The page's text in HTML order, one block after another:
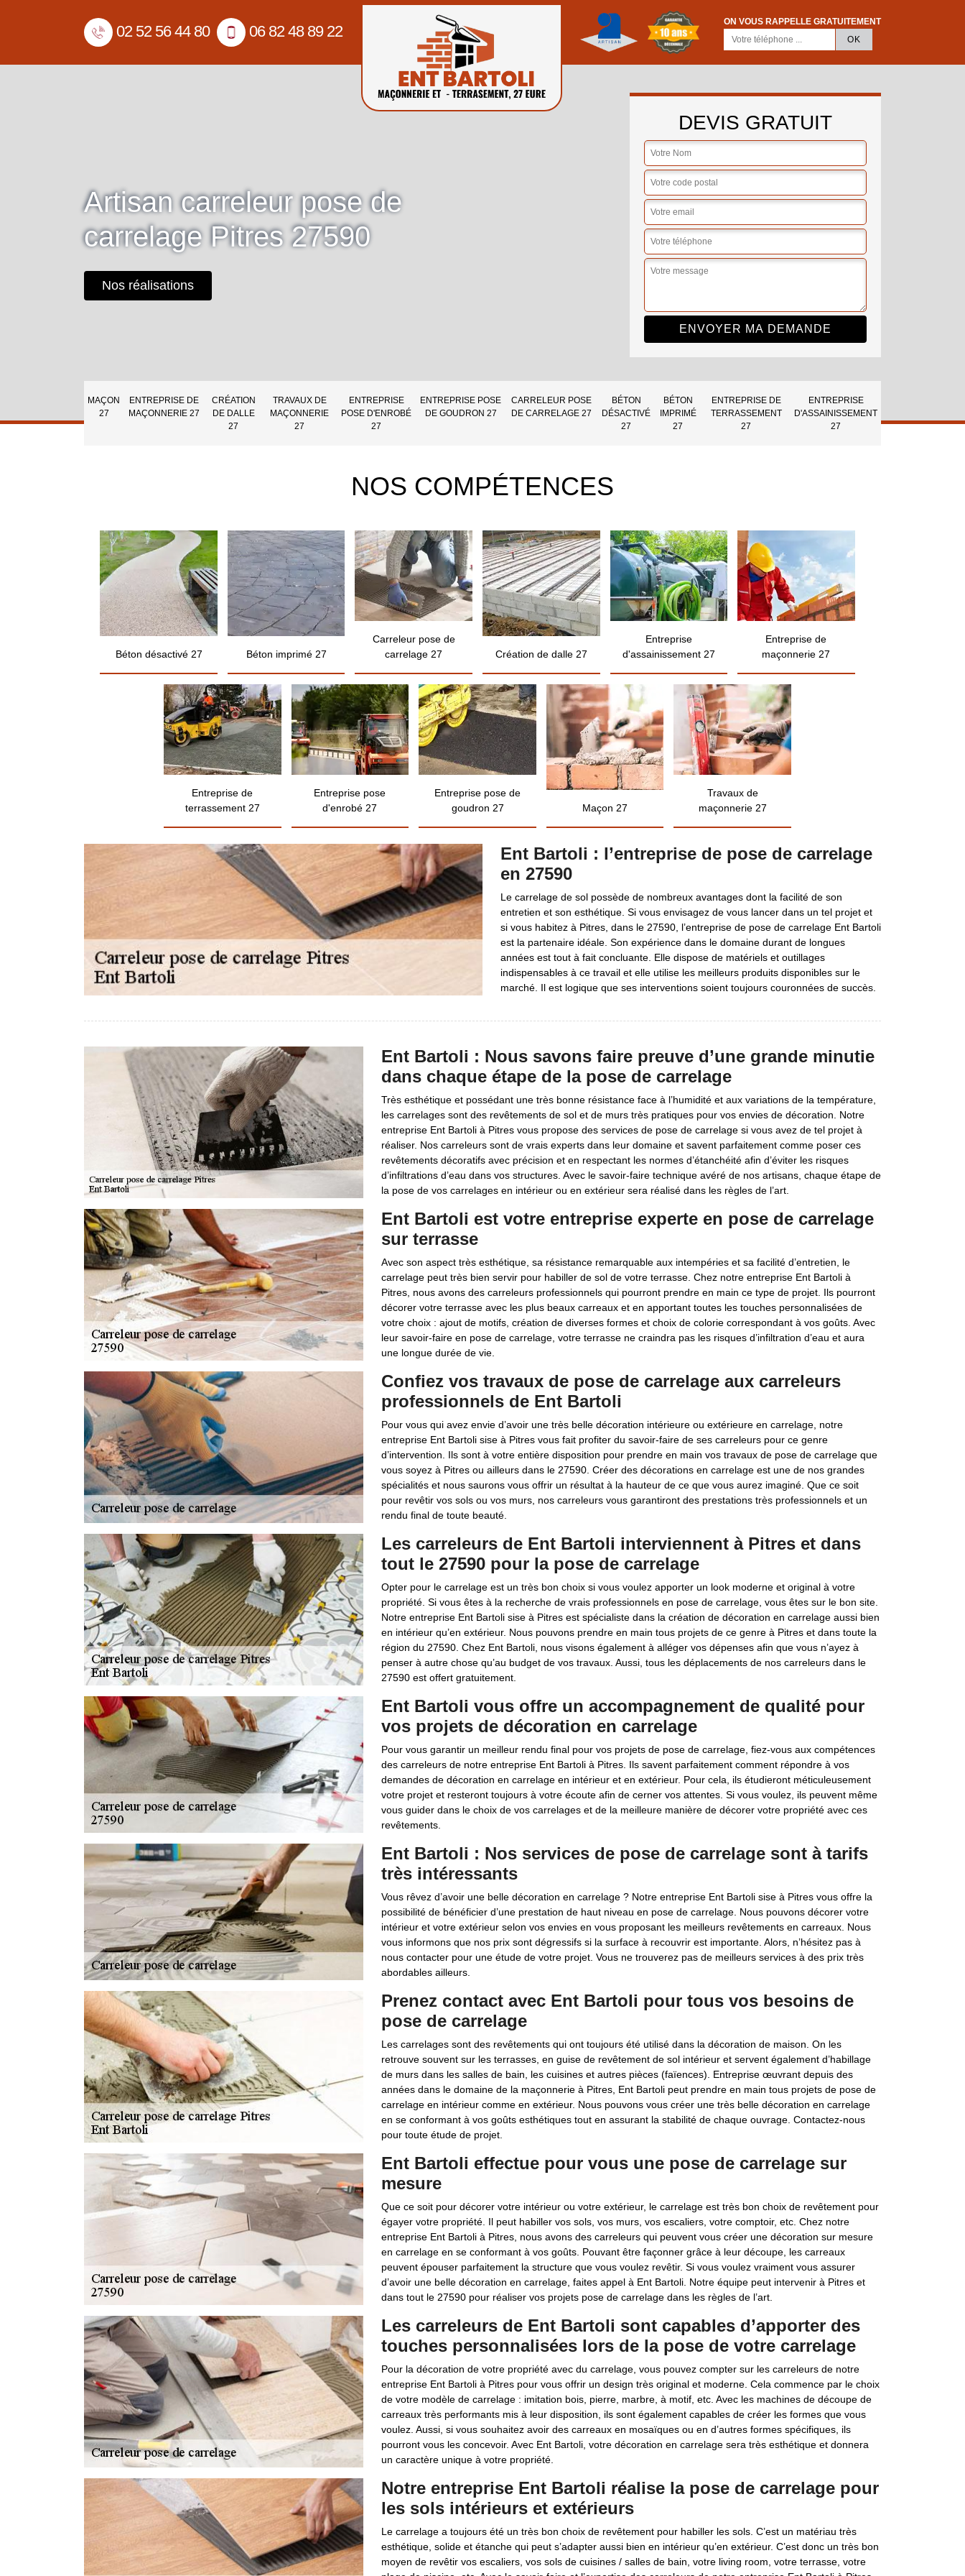
02 52 56 44 80 06 82 48 89 22
ON VOUS RAPPELLE GRATUITEMENT
Artisan carreleur pose de
carrelage Pitres 27590
Nos réalisations
DEVIS GRATUIT
MAÇON
27
ENTREPRISE DE
MAÇONNERIE 27
CRÉATION
DE DALLE
27
TRAVAUX DE
MAÇONNERIE
27
ENTREPRISE
POSE D'ENROBÉ
27
ENTREPRISE POSE
DE GOUDRON 27
CARRELEUR POSE
DE CARRELAGE 27
BÉTON
DÉSACTIVÉ
27
BÉTON
IMPRIMÉ
27
ENTREPRISE DE
TERRASSEMENT
27
ENTREPRISE
D'ASSAINISSEMENT
27
NOS COMPÉTENCES
Béton désactivé 27 Béton imprimé 27
Carreleur pose de
carrelage 27
Création de dalle 27
Entreprise
d'assainissement 27
Entreprise de
maçonnerie 27
Entreprise de
terrassement 27
Entreprise pose
d'enrobé 27
Entreprise pose de
goudron 27
Maçon 27
Travaux de
maçonnerie 27
Ent Bartoli : l’entreprise de pose de carrelage
en 27590
Le carrelage de sol possède de nombreux avantages dont la facilité de son
entretien et son esthétique. Si vous envisagez de vous lancer dans un tel projet et
si vous habitez à Pitres, dans le 27590, l’entreprise de pose de carrelage Ent Bartoli
est la partenaire idéale. Son expérience dans le domaine durant de longues
années est tout à fait concluante. Elle dispose de matériels et outillages
indispensables à ce travail et elle utilise les meilleurs produits disponibles sur le
marché. Il est logique que ses interventions soient toujours couronnées de succès.
Ent Bartoli : Nous savons faire preuve d’une grande minutie
dans chaque étape de la pose de carrelage
Très esthétique et possédant une très bonne résistance face à l’humidité et aux variations de la température,
les carrelages sont des revêtements de sol et de murs très pratiques pour vos envies de décoration. Notre
entreprise Ent Bartoli à Pitres vous propose des services de pose de carrelage si vous avez de tel projet à
réaliser. Nos carreleurs sont de vrais experts dans leur domaine et savent parfaitement comme poser ces
revêtements décoratifs avec précision et en respectant les normes d’étanchéité afin d’éviter les risques
d’infiltrations d’eau dans vos structures. Avec le savoir-faire technique avéré de nos artisans, chaque étape de
la pose de vos carrelages en intérieur ou en extérieur sera réalisé dans les règles de l’art.
Ent Bartoli est votre entreprise experte en pose de carrelage
sur terrasse
Avec son aspect très esthétique, sa résistance remarquable aux intempéries et sa facilité d’entretien, le
carrelage peut très bien servir pour habiller de sol de votre terrasse. Chez notre entreprise Ent Bartoli à
Pitres, nous avons des carreleurs professionnels qui pourront prendre en main ce type de projet. Ils pourront
décorer votre terrasse avec les plus beaux carreaux et en apportant toutes les touches personnalisées de
votre choix : ajout de motifs, création de diverses formes et choix de colorie correspondant à vos goûts. Avec
leur savoir-faire en pose de carrelage, votre terrasse ne craindra pas les risques d’infiltration d’eau et aura
une longue durée de vie.
Confiez vos travaux de pose de carrelage aux carreleurs
professionnels de Ent Bartoli
Pour vous qui avez envie d’avoir une très belle décoration intérieure ou extérieure en carrelage, notre
entreprise Ent Bartoli sise à Pitres vous fait profiter du savoir-faire de ses carreleurs pour ce genre
d’intervention. Ils sont à votre entière disposition pour prendre en main vos travaux de pose de carrelage que
vous soyez à Pitres ou ailleurs dans le 27590. Créer des décorations en carrelage est une de nos grandes
spécialités et nous saurons vous offrir un résultat à la hauteur de ce que vous aurez imaginé. Que ce soit
pour revêtir vos sols ou vos murs, nos carreleurs vous garantiront des prestations très professionnels et un
rendu final de toute beauté.
Les carreleurs de Ent Bartoli interviennent à Pitres et dans
tout le 27590 pour la pose de carrelage
Opter pour le carrelage est un très bon choix si vous voulez apporter un look moderne et original à votre
propriété. Si vous êtes à la recherche de vrais professionnels en pose de carrelage, vous êtes sur le bon site.
Notre entreprise Ent Bartoli sise à Pitres est spécialiste dans la création de décoration en carrelage aussi bien
en intérieur qu’en extérieur. Nous pouvons prendre en main tous projets de ce genre à Pitres et dans toute la
région du 27590. Chez Ent Bartoli, nous visons également à alléger vos dépenses afin que vous n’ayez à
penser à autre chose qu’au budget de vos travaux. Aussi, tous les déplacements de nos carreleurs dans le
27590 est offert gratuitement.
Ent Bartoli vous offre un accompagnement de qualité pour
vos projets de décoration en carrelage
Pour vous garantir un meilleur rendu final pour vos projets de pose de carrelage, fiez-vous aux compétences
des carreleurs de notre entreprise Ent Bartoli à Pitres. Ils savent parfaitement comment répondre à vos
demandes de décoration en carrelage en intérieur et en extérieur. Pour cela, ils étudieront méticuleusement
votre projet et resteront toujours à votre écoute afin de cerner vos attentes. Si vous voulez, ils peuvent même
vous guider dans le choix de vos carrelages et de la meilleure manière de décorer votre propriété avec ces
revêtements.
Ent Bartoli : Nos services de pose de carrelage sont à tarifs
très intéressants
Vous rêvez d’avoir une belle décoration en carrelage ? Notre entreprise Ent Bartoli sise à Pitres vous offre la
possibilité de bénéficier d’une prestation de haut niveau en pose de carrelage. Nous pouvons décorer votre
intérieur et votre extérieur selon vos envies en vous proposant les meilleurs revêtements en carreaux. Nous
vous informons que nos prix sont dégressifs si la surface à recouvrir est importante. Alors, n’hésitez pas à
nous contacter pour une étude de votre projet. Vous ne trouverez pas de meilleurs services à des prix très
abordables ailleurs.
Prenez contact avec Ent Bartoli pour tous vos besoins de
pose de carrelage
Les carrelages sont des revêtements qui ont toujours été utilisé dans la décoration de maison. On les
retrouve souvent sur les terrasses, en guise de revêtement de sol intérieur et servent également d’habillage
de murs dans les salles de bain, les cuisines et autres pièces (faïences). Entreprise œuvrant depuis des
années dans le domaine de la maçonnerie à Pitres, Ent Bartoli peut prendre en main tous projets de pose de
carrelage en intérieur comme en extérieur. Nous pouvons vous créer une très belle décoration en carrelage
en se conformant à vos goûts esthétiques tout en assurant la stabilité de chaque ouvrage. Contactez-nous
pour toute étude de projet.
Ent Bartoli effectue pour vous une pose de carrelage sur
mesure
Que ce soit pour décorer votre intérieur ou votre extérieur, le carrelage est très bon choix de revêtement pour
égayer votre propriété. Il peut habiller vos sols, vos murs, vos escaliers, votre comptoir, etc. Chez notre
entreprise Ent Bartoli à Pitres, nous avons des carreleurs qui peuvent vous créer une décoration sur mesure
en carrelage en se conformant à vos goûts. Pouvant être façonner grâce à leur découpe, les carreaux
peuvent épouser parfaitement la structure que vous voulez revêtir. Si vous voulez vraiment vous assurer
d’avoir une belle décoration en carrelage, faites appel à Ent Bartoli. Notre équipe peut intervenir à Pitres et
dans tout le 27590 pour réaliser vos projets pose de carrelage dans les règles de l’art.
Les carreleurs de Ent Bartoli sont capables d’apporter des
touches personnalisées lors de la pose de votre carrelage
Pour la décoration de votre propriété avec du carrelage, vous pouvez compter sur les carreleurs de notre
entreprise Ent Bartoli à Pitres pour vous offrir un design très original et moderne. Cela commence par le choix
de votre modèle de carrelage : imitation bois, pierre, marbre, à motif, etc. Avec les machines de découpe de
carreaux très performants mis à leur disposition, ils sont également capables de créer les formes que vous
voulez. Aussi, si vous souhaitez avoir des carreaux en mosaïques ou en d’autres formes spécifiques, ils
pourront vous les concevoir. Avec Ent Bartoli, votre décoration en carrelage sera très esthétique et donnera
un caractère unique à votre propriété.
Notre entreprise Ent Bartoli réalise la pose de carrelage pour
les sols intérieurs et extérieurs
Le carrelage a toujours été un très bon choix de revêtement pour habiller les sols. C’est un matériau très
esthétique, solide et étanche qui peut s’adapter aussi bien en intérieur qu’en extérieur. C’est donc un très bon
moyen de revêtir vos escaliers, vos sols de cuisines / salles de bain, votre living room, votre terrasse, votre